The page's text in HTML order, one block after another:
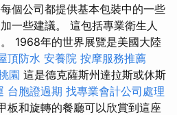
個公司都提供基本包裝中的一些
一些建議。 這包括專業衛生人
1968年的世界展覽是美國大陸
頂防水 安養院 按摩服務推薦
園 這是德克薩斯州達拉斯或休斯
台胞證過期 找專業會計公司處理
板和旋轉的餐廳可以欣賞到這座